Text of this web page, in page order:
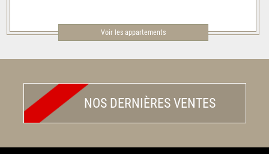
Voir les appartements
NOS DERNIÈRES VENTES